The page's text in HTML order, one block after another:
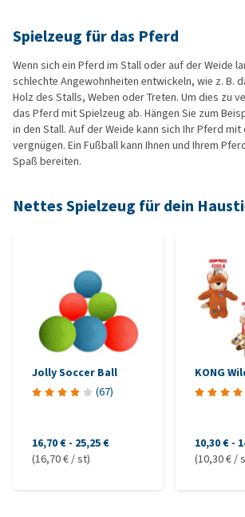
Spielzeug für das Pferd
Wenn sich ein Pferd im Stall oder auf der Weide
schlechte Angewohnheiten entwickeln, wie z. B.
Holz des Stalls, Weben oder Treten. Um dies zu
das Pferd mit Spielzeug ab. Hängen Sie zum
in den Stall. Auf der Weide kann sich Ihr Pferd mit
vergnügen. Ein Fußball kann Ihnen und Ihrem
Spaß bereiten.
Nettes Spielzeug für dein
Jolly Soccer Ball
(67)
16,70 € - 25,25 €
(16,70 € / st)
KONG
10,30 € -
(10,30 € /